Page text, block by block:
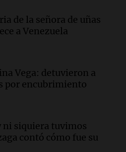
enfrenta un equilibrio
debido a la caída del
del empleo en
crisis económica
por tragedia vial en
de la señora de uñas
a Venezuela
Vega: detuvieron a
por encubrimiento
ni siquiera tuvimos
contó cómo fue su